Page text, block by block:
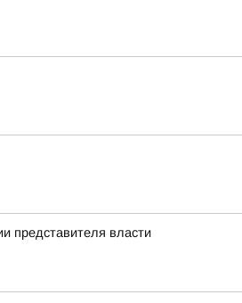
представителя власти